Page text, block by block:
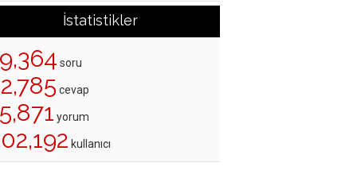
İstatistikler
soru
cevap
yorum
kullanıcı